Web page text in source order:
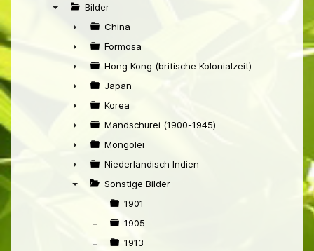
Bilder
►
China
►
Formosa
►
Hong Kong (britische Kolonialzeit)
►
Japan
►
Korea
►
Mandschurei (1900-1945)
►
Mongolei
►
Niederländisch Indien
Sonstige Bilder
1901
1905
1913